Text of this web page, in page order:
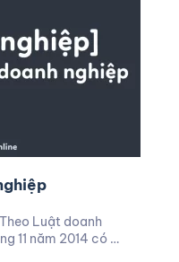
Luật doanh
11 năm 2014 có …